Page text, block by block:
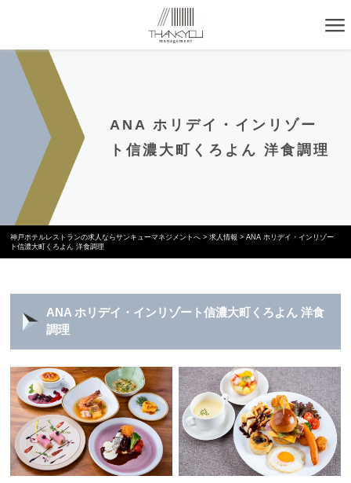
ANA ホリデイ・インリゾー
ト信濃大町くろよん 洋食調理
神戸ホテルレストランの求人ならサンキューマネジメントへ >求人情報 >ANA ホリデイ・インリゾー
ト信濃大町くろよん 洋食調理
ANA ホリデイ・インリゾート信濃大町くろよん 洋食
調理